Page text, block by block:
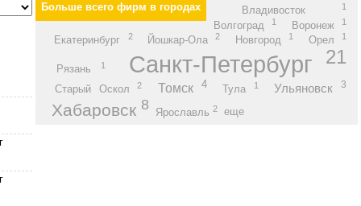
Больше всего фирм в городах Владивосток 1
Волгоград 1 Воронеж 1
Екатеринбург 2 Йошкар-Ола2 Новгород 1 Орел 1
Рязань 1 Санкт-Петербург 21
Старый Оскол2 Томск 4 Тула 1 Ульяновск 3
Хабаровск 8 Ярославль2 еще